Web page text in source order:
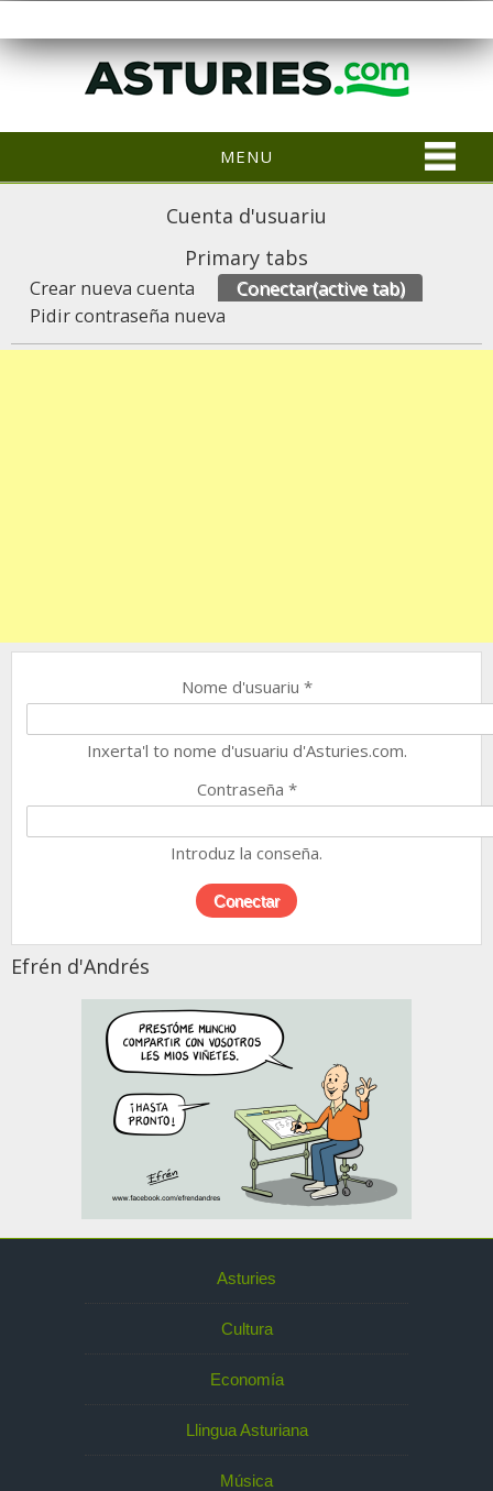
MENU
Cuenta d'usuariu
Primary tabs
Crear nueva cuenta Conectar(active tab)
Pidir contraseña nueva
Nome d'usuariu *
Inxerta'l to nome d'usuariu d'Asturies.com.
Contraseña *
Introduz la conseña.
Efrén d'Andrés
Asturies
Cultura
Economía
Llingua Asturiana
Música